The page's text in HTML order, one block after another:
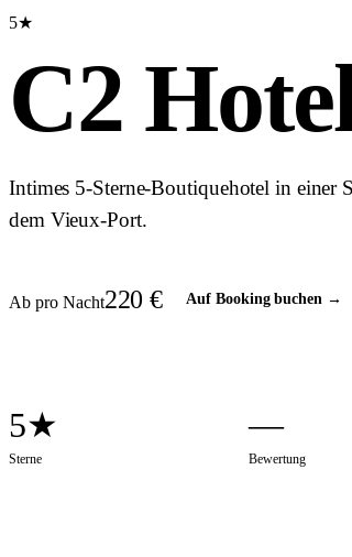
5★
C2
Intimes 5-Sterne-Boutiquehotel in einer
dem Vieux-Port.
Ab pro Nacht220 € Auf Booking buchen→
5★
Sterne
—
Bewertung